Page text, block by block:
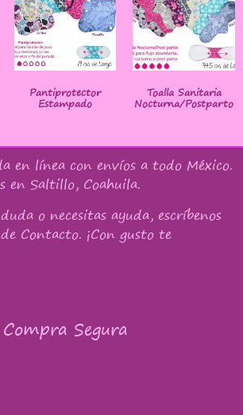
Pantiprotector
Estampado
Toalla Sanitaria
Nocturna/Postparto
en línea con envíos a todo México.
en Saltillo, Coahuila.
o necesitas ayuda, escríbenos
Contacto. ¡Con gusto te
Compra Segura